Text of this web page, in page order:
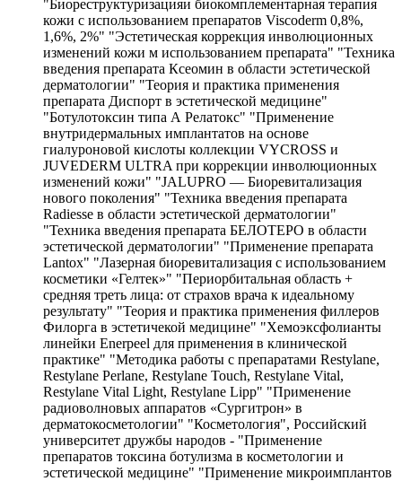
"Биореструктуризацияи биокомплементарная терапия
кожи с использованием препаратов Viscoderm 0,8%,
1,6%, 2%" "Эстетическая коррекция инволюционных
изменений кожи м использованием препарата" "Техника
введения препарата Ксеомин в области эстетической
дерматологии" "Теория и практика применения
препарата Диспорт в эстетической медицине"
"Ботулотоксин типа А Релатокс" "Применение
внутридермальных имплантатов на основе
гиалуроновой кислоты коллекции VYCROSS и
JUVEDERM ULTRA при коррекции инволюционных
изменений кожи" "JALUPRO — Биоревитализация
нового поколения" "Техника введения препарата
Radiesse в области эстетической дерматологии"
"Техника введения препарата БЕЛОТЕРО в области
эстетической дерматологии" "Применение препарата
Lantox" "Лазерная биоревитализация с использованием
косметики «Гелтек»" "Периорбитальная область +
средняя треть лица: от страхов врача к идеальному
результату" "Теория и практика применения филлеров
Филорга в эстетичекой медицине" "Хемоэксфолианты
линейки Enerpeel для применения в клинической
практике" "Методика работы с препаратами Restylane,
Restylane Perlane, Restylane Touch, Restylane Vital,
Restylane Vital Light, Restylane Lipp" "Применение
радиоволновых аппаратов «Сургитрон» в
дерматокосметологии" "Косметология", Российский
университет дружбы народов - "Применение
препаратов токсина ботулизма в косметологии и
эстетической медицине" "Применение микроимплантов